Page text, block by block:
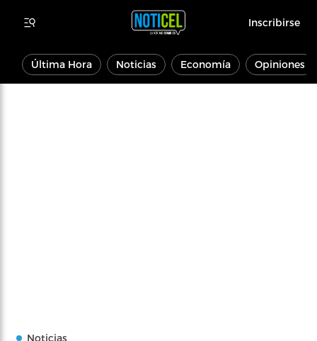
Inscribirse
Última Hora Noticias Economía Opiniones
Noticias